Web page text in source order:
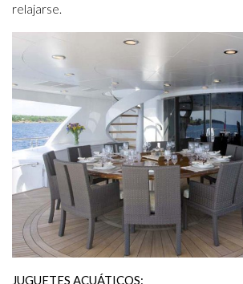
relajarse.
JUGUETES ACUÁTICOS: